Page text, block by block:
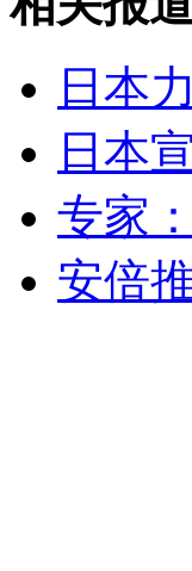
无痛分娩是否
外交部：反对
日本
日本
专家
安倍